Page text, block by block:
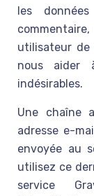
les
commentaire,
utilisateur de
nous aider
indésirables.
Une chaîne
adresse e-
envoyée au
utilisez ce
service